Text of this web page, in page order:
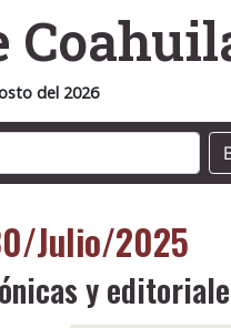
del 2026
Julio/2025
y